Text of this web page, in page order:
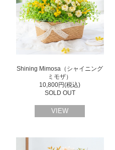
Shining Mimosa（シャイニング
ミモザ）
10,800円(税込)
SOLD OUT
VIEW